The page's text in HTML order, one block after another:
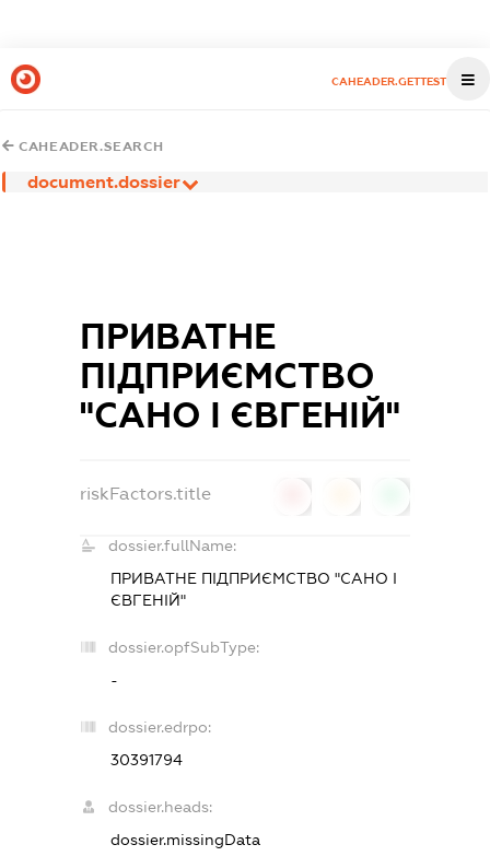
CAHEADER.GETTEST
CAHEADER.SEARCH
document.dossier
ПРИВАТНЕ
ПІДПРИЄМСТВО
"САНО І ЄВГЕНІЙ"
riskFactors.title
dossier.fullName:
ПРИВАТНЕ ПІДПРИЄМСТВО "САНО І
ЄВГЕНІЙ"
dossier.opfSubType:
-
dossier.edrpo:
30391794
dossier.heads:
dossier.missingData